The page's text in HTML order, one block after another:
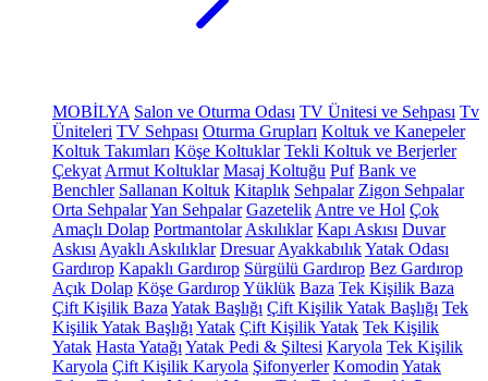
MOBİLYA Salon ve Oturma Odası TV Ünitesi ve Sehpası Tv
Üniteleri TV Sehpası Oturma Grupları Koltuk ve Kanepeler
Koltuk Takımları Köşe Koltuklar Tekli Koltuk ve Berjerler
Çekyat Armut Koltuklar Masaj Koltuğu Puf Bank ve
Benchler Sallanan Koltuk Kitaplık Sehpalar Zigon Sehpalar
Orta SehpalarYan Sehpalar Gazetelik Antre ve Hol Çok
Amaçlı Dolap Portmantolar Askılıklar Kapı Askısı Duvar
Askısı Ayaklı Askılıklar Dresuar AyakkabılıkYatak Odası
Gardırop Kapaklı Gardırop Sürgülü Gardırop Bez Gardırop
Açık Dolap Köşe GardıropYüklük Baza Tek Kişilik Baza
Çift Kişilik Baza Yatak Başlığı Çift Kişilik Yatak Başlığı Tek
Kişilik Yatak Başlığı Yatak Çift Kişilik Yatak Tek Kişilik
Yatak Hasta Yatağı Yatak Pedi & Şiltesi Karyola Tek Kişilik
Karyola Çift Kişilik Karyola Şifonyerler Komodin Yatak